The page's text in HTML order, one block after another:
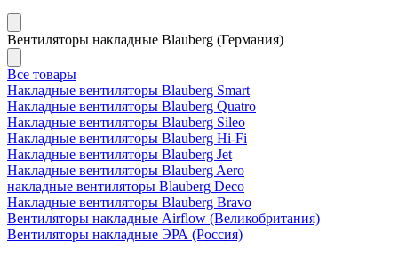
Вентиляторы накладные Blauberg (Германия)
Все товары
Накладные вентиляторы Blauberg Smart
Накладные вентиляторы Blauberg Quatro
Накладные вентиляторы Blauberg Sileo
Накладные вентиляторы Blauberg Hi-Fi
Накладные вентиляторы Blauberg Jet
Накладные вентиляторы Blauberg Aero
накладные вентиляторы Blauberg Deco
Накладные вентиляторы Blauberg Bravo
Вентиляторы накладные Airflow (Великобритания)
Вентиляторы накладные ЭРА (Россия)